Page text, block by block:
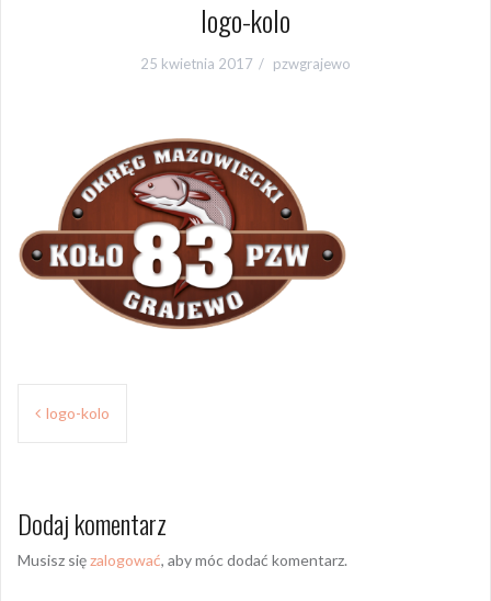
logo-kolo
25 kwietnia 2017 pzwgrajewo
Nawigacja
wpisu
logo-kolo
Dodaj komentarz
Musisz sięzalogować, aby móc dodać komentarz.